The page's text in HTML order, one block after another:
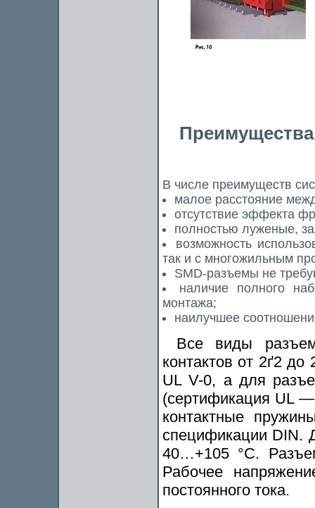
В числе преимуществ
малое расстояние
отсутствие эффекта
полностью луженые,
возможность
так и с многожильным
SMD-разъемы не
наличие полного
монтажа;
наилучшее
Все виды
контактов от 2ґ2 до
UL V-0, а для
(сертификация UL
контактные
спецификации DIN.
40…+105 °С.
Рабочее
постоянного тока.